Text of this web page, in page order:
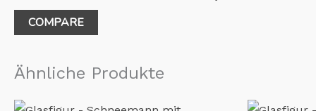
COMPARE
Ähnliche Produkte